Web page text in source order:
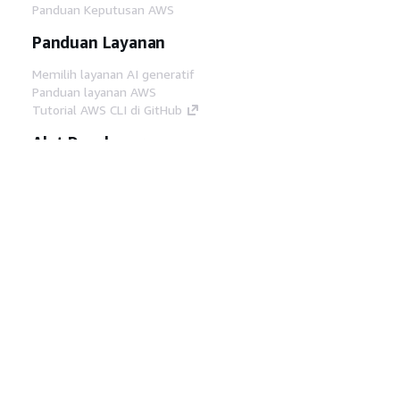
Panduan Keputusan AWS
Panduan Layanan
Memilih layanan AI generatif
Panduan layanan AWS
Tutorial AWS CLI di GitHub
Alat Developer